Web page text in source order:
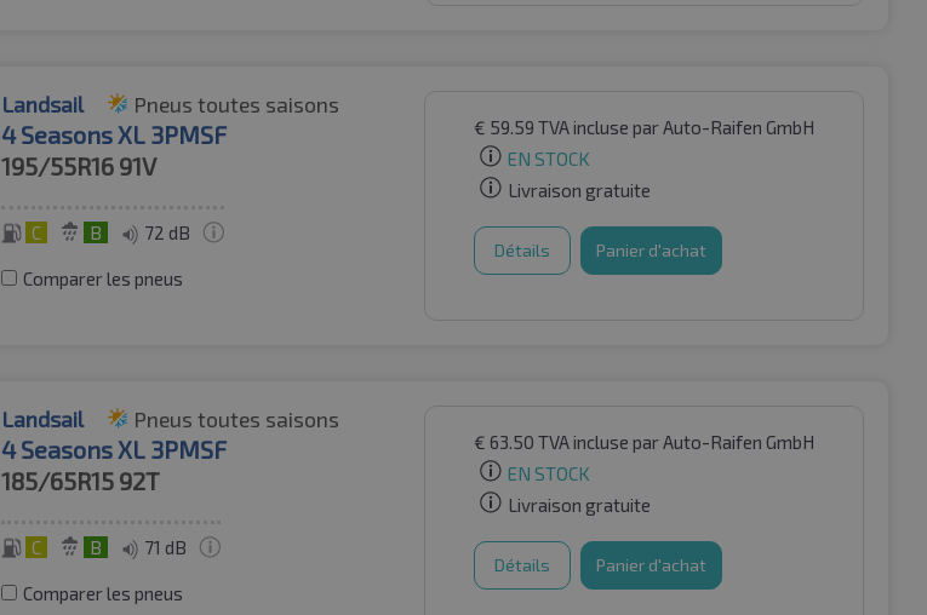
Landsail Pneus toutes saisons
4 Seasons XL 3PMSF
195/55R16 91V
C B 72 dB
Comparer les pneus
€ 59.59 TVA incluse par Auto-Raifen GmbH
EN STOCK
Livraison gratuite
Détails Panier d'achat
Landsail Pneus toutes saisons
4 Seasons XL 3PMSF
185/65R15 92T
C B 71 dB
Comparer les pneus
€ 63.50 TVA incluse par Auto-Raifen GmbH
EN STOCK
Livraison gratuite
Détails Panier d'achat